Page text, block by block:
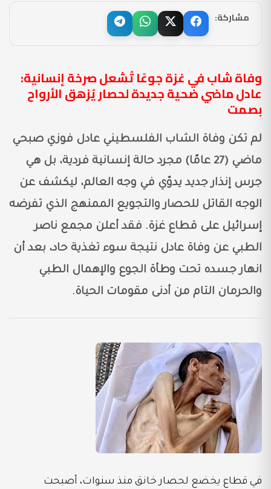
مشاركة:
وفاة شاب في غزة جوعًا تُشعل صرخة إنسانية:
عادل ماضي ضحية جديدة لحصار يُزهق الأرواح
بصمت
لم تكن وفاة الشاب الفلسطيني عادل فوزي صبحي
ماضي (27 عامًا) مجرد حالة إنسانية فردية، بل هي
جرس إنذار جديد يدوّي في وجه العالم، ليكشف عن
الوجه القاتل للحصار والتجويع الممنهج الذي تفرضه
إسرائيل على قطاع غزة. فقد أعلن مجمع ناصر
الطبي عن وفاة عادل نتيجة سوء تغذية حاد، بعد أن
انهار جسده تحت وطأة الجوع والإهمال الطبي
والحرمان التام من أدنى مقومات الحياة.
في قطاع يخضع لحصار خانق منذ سنوات، أصبحت